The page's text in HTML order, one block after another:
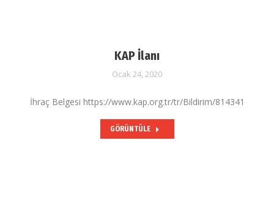
KAP İlanı
Ocak 24, 2020
İhraç Belgesi https://www.kap.org.tr/tr/Bildirim/814341
GÖRÜNTÜLE